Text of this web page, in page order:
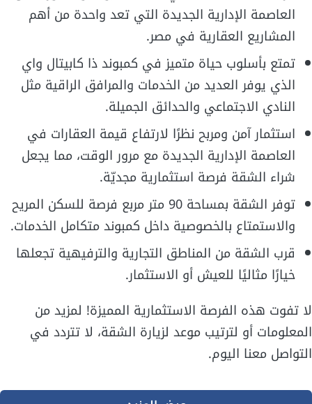
العاصمة الإدارية الجديدة التي تعد واحدة من أهم
المشاريع العقارية في مصر.
تمتع بأسلوب حياة متميز في كمبوند ذا كابيتال واي
الذي يوفر العديد من الخدمات والمرافق الراقية مثل
النادي الاجتماعي والحدائق الجميلة.
استثمار آمن ومربح نظرًا لارتفاع قيمة العقارات في
العاصمة الإدارية الجديدة مع مرور الوقت، مما يجعل
شراء الشقة فرصة استثمارية مجديّة.
توفر الشقة بمساحة 90 متر مربع فرصة للسكن المريح
والاستمتاع بالخصوصية داخل كمبوند متكامل الخدمات.
قرب الشقة من المناطق التجارية والترفيهية تجعلها
خيارًا مثاليًا للعيش أو الاستثمار.
لا تفوت هذه الفرصة الاستثمارية المميزة! لمزيد من
المعلومات أو لترتيب موعد لزيارة الشقة، لا تتردد في
التواصل معنا اليوم.